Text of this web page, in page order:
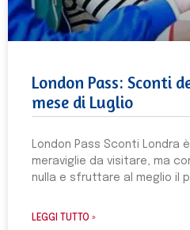
London Pass: Sconti
mese di Luglio
London Pass Sconti Londra
meraviglie da visitare, ma
nulla e sfruttare al meglio il
LEGGI TUTTO »